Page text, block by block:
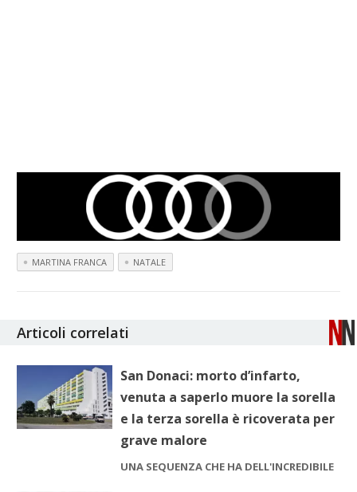
MARTINA FRANCA NATALE
Articoli correlati
San Donaci: morto d’infarto,
venuta a saperlo muore la sorella
e la terza sorella è ricoverata per
grave malore
UNA SEQUENZA CHE HA DELL'INCREDIBILE